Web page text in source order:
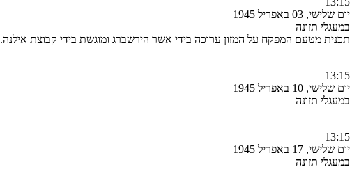
יום שלישי, 03 באפריל 1945
במעגלי תזונה
תכנית מטעם המפקח על המזון ערוכה בידי אשר הירשברג ומוגשת בידי קבוצת אילנה.
13:15
יום שלישי, 10 באפריל 1945
במעגלי תזונה
13:15
יום שלישי, 17 באפריל 1945
במעגלי תזונה